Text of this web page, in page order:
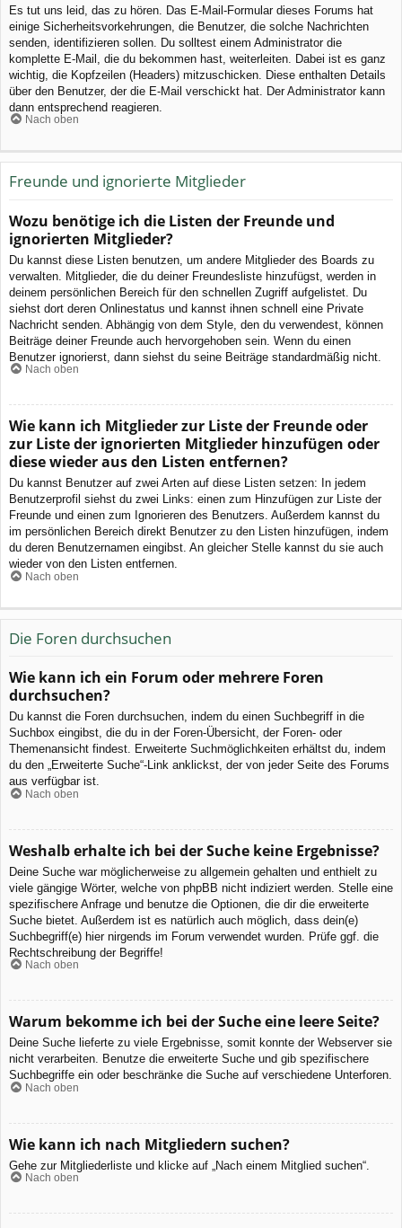
Es tut uns leid, das zu hören. Das E-Mail-Formular dieses Forums hat
einige Sicherheitsvorkehrungen, die Benutzer, die solche Nachrichten
senden, identifizieren sollen. Du solltest einem Administrator die
komplette E-Mail, die du bekommen hast, weiterleiten. Dabei ist es ganz
wichtig, die Kopfzeilen (Headers) mitzuschicken. Diese enthalten Details
über den Benutzer, der die E-Mail verschickt hat. Der Administrator kann
dann entsprechend reagieren.
Nach oben
Freunde und ignorierte Mitglieder
Wozu benötige ich die Listen der Freunde und
ignorierten Mitglieder?
Du kannst diese Listen benutzen, um andere Mitglieder des Boards zu
verwalten. Mitglieder, die du deiner Freundesliste hinzufügst, werden in
deinem persönlichen Bereich für den schnellen Zugriff aufgelistet. Du
siehst dort deren Onlinestatus und kannst ihnen schnell eine Private
Nachricht senden. Abhängig von dem Style, den du verwendest, können
Beiträge deiner Freunde auch hervorgehoben sein. Wenn du einen
Benutzer ignorierst, dann siehst du seine Beiträge standardmäßig nicht.
Nach oben
Wie kann ich Mitglieder zur Liste der Freunde oder
zur Liste der ignorierten Mitglieder hinzufügen oder
diese wieder aus den Listen entfernen?
Du kannst Benutzer auf zwei Arten auf diese Listen setzen: In jedem
Benutzerprofil siehst du zwei Links: einen zum Hinzufügen zur Liste der
Freunde und einen zum Ignorieren des Benutzers. Außerdem kannst du
im persönlichen Bereich direkt Benutzer zu den Listen hinzufügen, indem
du deren Benutzernamen eingibst. An gleicher Stelle kannst du sie auch
wieder von den Listen entfernen.
Nach oben
Die Foren durchsuchen
Wie kann ich ein Forum oder mehrere Foren
durchsuchen?
Du kannst die Foren durchsuchen, indem du einen Suchbegriff in die
Suchbox eingibst, die du in der Foren-Übersicht, der Foren- oder
Themenansicht findest. Erweiterte Suchmöglichkeiten erhältst du, indem
du den „Erweiterte Suche“-Link anklickst, der von jeder Seite des Forums
aus verfügbar ist.
Nach oben
Weshalb erhalte ich bei der Suche keine Ergebnisse?
Deine Suche war möglicherweise zu allgemein gehalten und enthielt zu
viele gängige Wörter, welche von phpBB nicht indiziert werden. Stelle eine
spezifischere Anfrage und benutze die Optionen, die dir die erweiterte
Suche bietet. Außerdem ist es natürlich auch möglich, dass dein(e)
Suchbegriff(e) hier nirgends im Forum verwendet wurden. Prüfe ggf. die
Rechtschreibung der Begriffe!
Nach oben
Warum bekomme ich bei der Suche eine leere Seite?
Deine Suche lieferte zu viele Ergebnisse, somit konnte der Webserver sie
nicht verarbeiten. Benutze die erweiterte Suche und gib spezifischere
Suchbegriffe ein oder beschränke die Suche auf verschiedene Unterforen.
Nach oben
Wie kann ich nach Mitgliedern suchen?
Gehe zur Mitgliederliste und klicke auf „Nach einem Mitglied suchen“.
Nach oben